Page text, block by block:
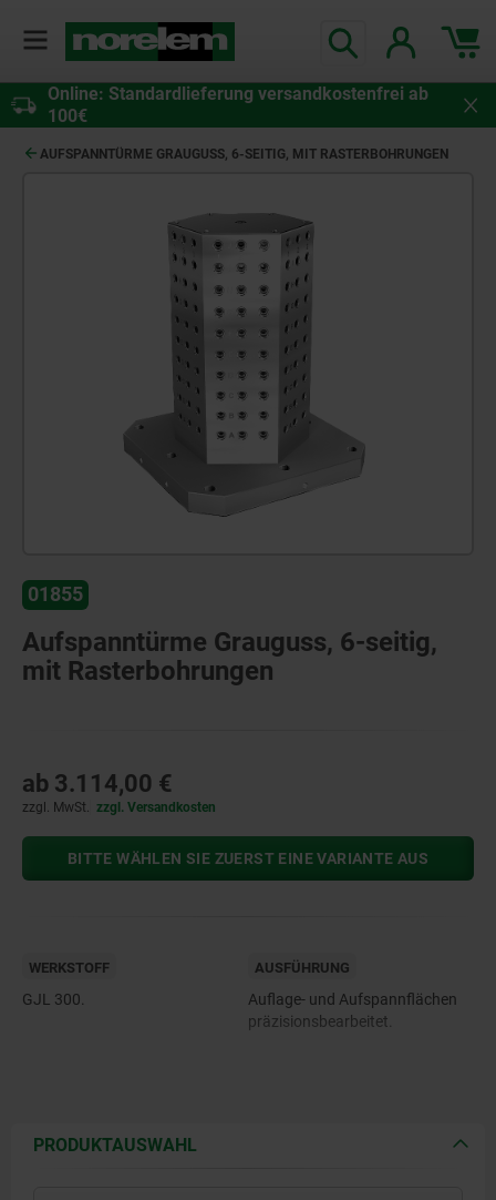
Online: Standardlieferung versandkostenfrei ab
100€
AUFSPANNTÜRME GRAUGUSS, 6-SEITIG, MIT RASTERBOHRUNGEN
01855
Aufspanntürme Grauguss, 6-seitig,
mit Rasterbohrungen
ab 3.114,00 €
zzgl. MwSt. zzgl. Versandkosten
BITTE WÄHLEN SIE ZUERST EINE VARIANTE AUS
WERKSTOFF
GJL 300.
AUSFÜHRUNG
Auflage- und Aufspannflächen
präzisionsbearbeitet.
PRODUKTAUSWAHL